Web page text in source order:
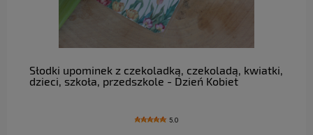
Słodki upominek z czekoladką, czekoladą, kwiatki,
dzieci, szkoła, przedszkole - Dzień Kobiet
5.0
do koszyka